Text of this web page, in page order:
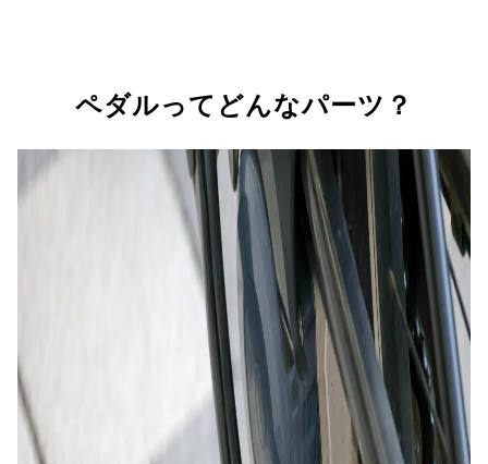
ペダルってどんなパーツ？